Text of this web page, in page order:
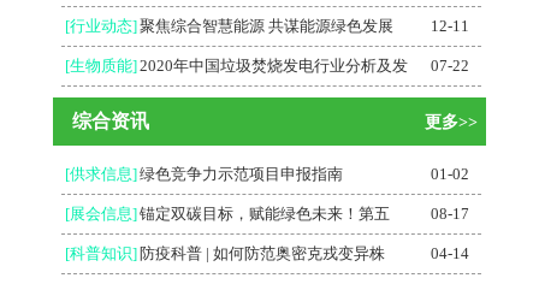
[行业动态]聚焦综合智慧能源 共谋能源绿色发展 12-11
[生物质能]2020年中国垃圾焚烧发电行业分析及发 07-22
综合资讯 更多>>
[供求信息] 绿色竞争力示范项目申报指南 01-02
[展会信息] 锚定双碳目标，赋能绿色未来！第五 08-17
[科普知识] 防疫科普 | 如何防范奥密克戎变异株 04-14